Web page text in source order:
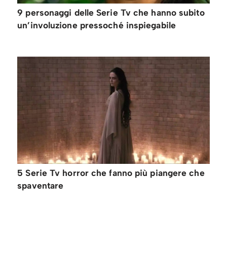
9 personaggi delle Serie Tv che hanno subito
un’involuzione pressoché inspiegabile
5 Serie Tv horror che fanno più piangere che
spaventare